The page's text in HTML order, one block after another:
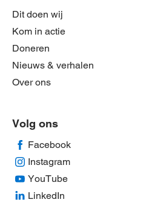
Dit doen wij
Kom in actie
Doneren
Nieuws & verhalen
Over ons
Volg ons
Facebook
Instagram
YouTube
LinkedIn